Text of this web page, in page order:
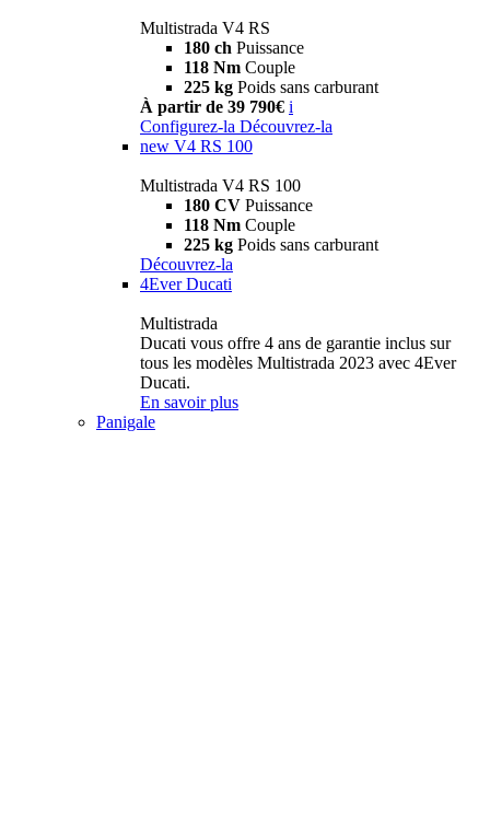
Multistrada V4 RS
180 ch Puissance
118 Nm Couple
225 kg Poids sans carburant
À partir de 39 790€ i
Configurez-la Découvrez-la
new V4 RS 100
Multistrada V4 RS 100
180 CV Puissance
118 Nm Couple
225 kg Poids sans carburant
Découvrez-la
4Ever Ducati
Multistrada
Ducati vous offre 4 ans de garantie inclus sur
tous les modèles Multistrada 2023 avec 4Ever
Ducati.
En savoir plus
Panigale